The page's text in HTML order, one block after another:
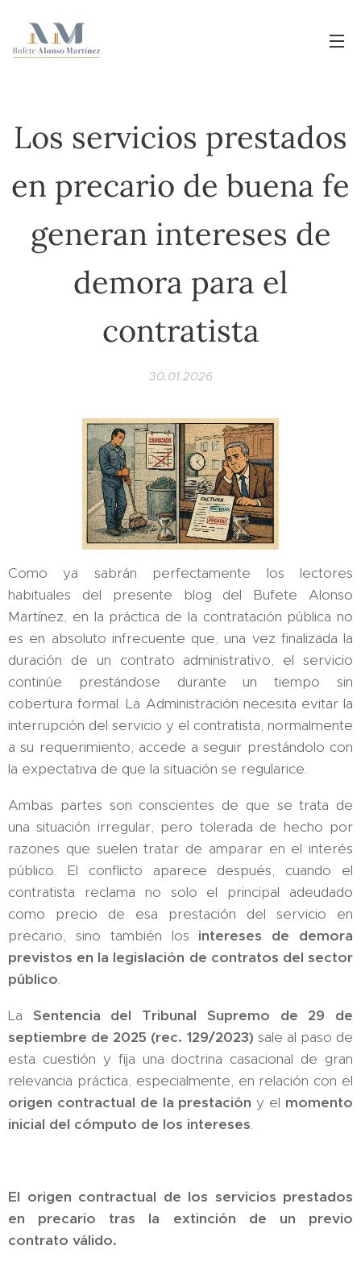
Los servicios prestados
en precario de buena fe
generan intereses de
demora para el
contratista
30.01.2026
Como ya sabrán perfectamente los lectores
habituales del presente blog del Bufete Alonso
Martínez, en la práctica de la contratación pública no
es en absoluto infrecuente que, una vez finalizada la
duración de un contrato administrativo, el servicio
continúe prestándose durante un tiempo sin
cobertura formal. La Administración necesita evitar la
interrupción del servicio y el contratista, normalmente
a su requerimiento, accede a seguir prestándolo con
la expectativa de que la situación se regularice.
Ambas partes son conscientes de que se trata de
una situación irregular, pero tolerada de hecho por
razones que suelen tratar de amparar en el interés
público. El conflicto aparece después, cuando el
contratista reclama no solo el principal adeudado
como precio de esa prestación del servicio en
precario, sino también los intereses de demora
previstos en la legislación de contratos del sector
público.
La Sentencia del Tribunal Supremo de 29 de
septiembre de 2025 (rec. 129/2023) sale al paso de
esta cuestión y fija una doctrina casacional de gran
relevancia práctica, especialmente, en relación con el
origen contractual de la prestación y el momento
inicial del cómputo de los intereses.
El origen contractual de los servicios prestados
en precario tras la extinción de un previo
contrato válido.